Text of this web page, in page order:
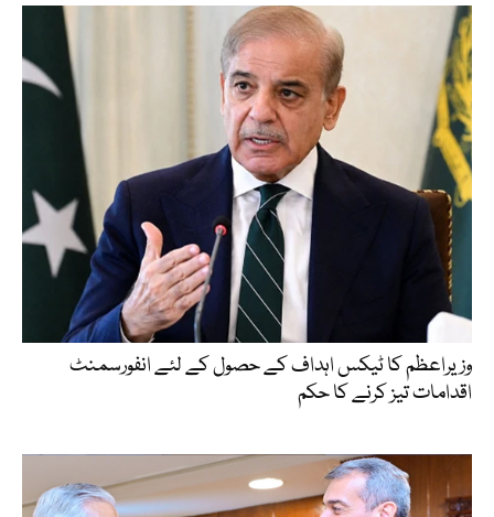
وزیراعظم کا ٹیکس اہداف کے حصول کے لئے انفورسمنٹ
اقدامات تیز کرنے کا حکم